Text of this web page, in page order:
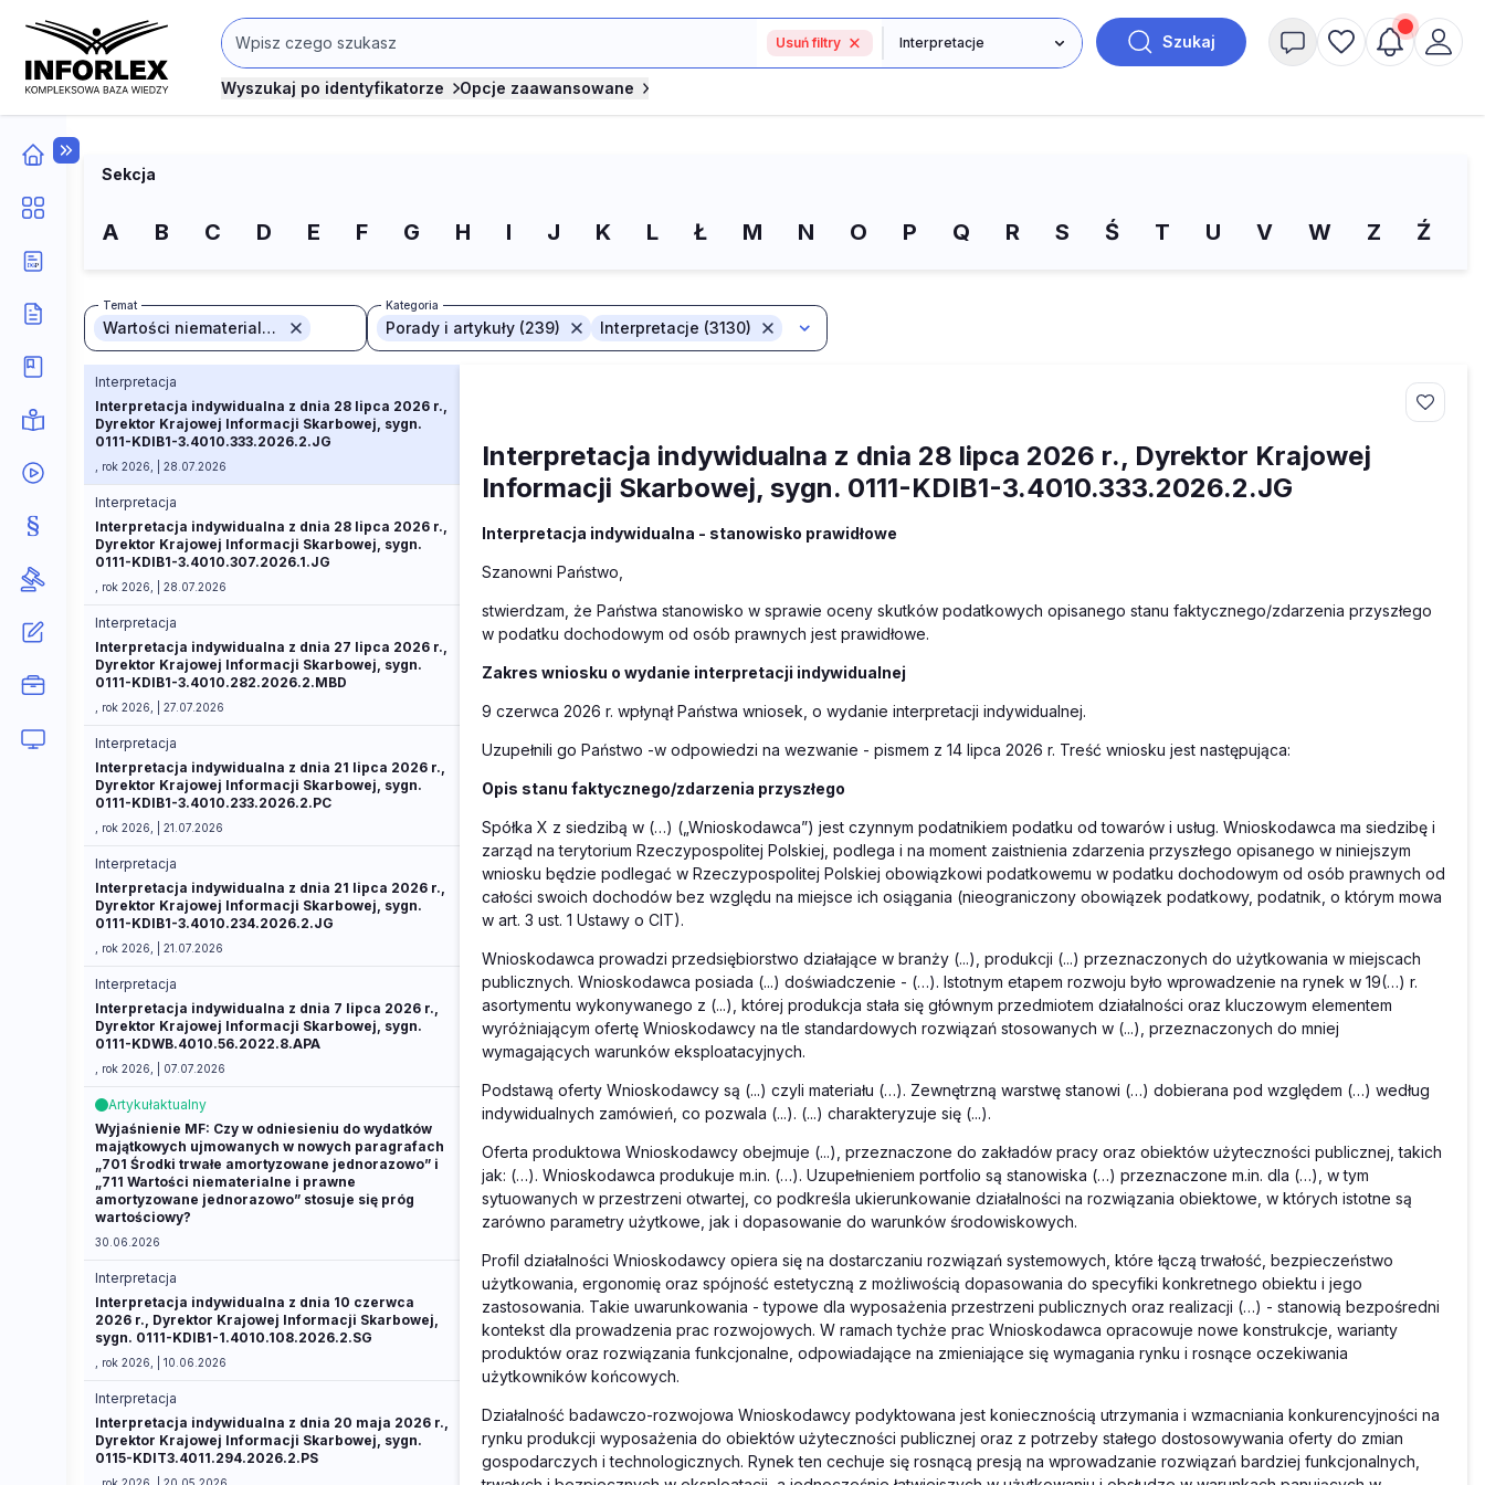
Usuń filtry Szukaj
Wyszukaj po identyfikatorze Opcje zaawansowane
Sekcja
A B C D E F G H I J K L Ł M N O P Q R S Ś T U V W Z Ź
Temat
Wartości niematerialne i prawne
Kategoria
Porady i artykuły (239) Interpretacje (3130)
Interpretacja
Interpretacja indywidualna z dnia 28 lipca 2026 r.,
Dyrektor Krajowej Informacji Skarbowej, sygn.
0111-KDIB1-3.4010.333.2026.2.JG
, rok 2026, | 28.07.2026
Interpretacja
Interpretacja indywidualna z dnia 28 lipca 2026 r.,
Dyrektor Krajowej Informacji Skarbowej, sygn.
0111-KDIB1-3.4010.307.2026.1.JG
, rok 2026, | 28.07.2026
Interpretacja
Interpretacja indywidualna z dnia 27 lipca 2026 r.,
Dyrektor Krajowej Informacji Skarbowej, sygn.
0111-KDIB1-3.4010.282.2026.2.MBD
, rok 2026, | 27.07.2026
Interpretacja
Interpretacja indywidualna z dnia 21 lipca 2026 r.,
Dyrektor Krajowej Informacji Skarbowej, sygn.
0111-KDIB1-3.4010.233.2026.2.PC
, rok 2026, | 21.07.2026
Interpretacja
Interpretacja indywidualna z dnia 21 lipca 2026 r.,
Dyrektor Krajowej Informacji Skarbowej, sygn.
0111-KDIB1-3.4010.234.2026.2.JG
, rok 2026, | 21.07.2026
Interpretacja
Interpretacja indywidualna z dnia 7 lipca 2026 r.,
Dyrektor Krajowej Informacji Skarbowej, sygn.
0111-KDWB.4010.56.2022.8.APA
, rok 2026, | 07.07.2026
Artykułaktualny
Wyjaśnienie MF: Czy w odniesieniu do wydatków
majątkowych ujmowanych w nowych paragrafach
„701 Środki trwałe amortyzowane jednorazowo” i
„711 Wartości niematerialne i prawne
amortyzowane jednorazowo” stosuje się próg
wartościowy?
30.06.2026
Interpretacja
Interpretacja indywidualna z dnia 10 czerwca
2026 r., Dyrektor Krajowej Informacji Skarbowej,
sygn. 0111-KDIB1-1.4010.108.2026.2.SG
, rok 2026, | 10.06.2026
Interpretacja
Interpretacja indywidualna z dnia 20 maja 2026 r.,
Dyrektor Krajowej Informacji Skarbowej, sygn.
0115-KDIT3.4011.294.2026.2.PS
Interpretacja indywidualna z dnia 28 lipca 2026 r., Dyrektor Krajowej
Informacji Skarbowej, sygn. 0111-KDIB1-3.4010.333.2026.2.JG
Interpretacja indywidualna - stanowisko prawidłowe
Szanowni Państwo,
stwierdzam, że Państwa stanowisko w sprawie oceny skutków podatkowych opisanego stanu faktycznego/zdarzenia przyszłego
w podatku dochodowym od osób prawnych jest prawidłowe.
Zakres wniosku o wydanie interpretacji indywidualnej
9 czerwca 2026 r. wpłynął Państwa wniosek, o wydanie interpretacji indywidualnej.
Uzupełnili go Państwo -w odpowiedzi na wezwanie - pismem z 14 lipca 2026 r. Treść wniosku jest następująca:
Opis stanu faktycznego/zdarzenia przyszłego
Spółka X z siedzibą w (…) („Wnioskodawca”) jest czynnym podatnikiem podatku od towarów i usług. Wnioskodawca ma siedzibę i
zarząd na terytorium Rzeczypospolitej Polskiej, podlega i na moment zaistnienia zdarzenia przyszłego opisanego w niniejszym
wniosku będzie podlegać w Rzeczypospolitej Polskiej obowiązkowi podatkowemu w podatku dochodowym od osób prawnych od
całości swoich dochodów bez względu na miejsce ich osiągania (nieograniczony obowiązek podatkowy, podatnik, o którym mowa
w art. 3 ust. 1 Ustawy o CIT).
Wnioskodawca prowadzi przedsiębiorstwo działające w branży (...), produkcji (...) przeznaczonych do użytkowania w miejscach
publicznych. Wnioskodawca posiada (...) doświadczenie - (…). Istotnym etapem rozwoju było wprowadzenie na rynek w 19(…) r.
asortymentu wykonywanego z (...), której produkcja stała się głównym przedmiotem działalności oraz kluczowym elementem
wyróżniającym ofertę Wnioskodawcy na tle standardowych rozwiązań stosowanych w (...), przeznaczonych do mniej
wymagających warunków eksploatacyjnych.
Podstawą oferty Wnioskodawcy są (...) czyli materiału (…). Zewnętrzną warstwę stanowi (…) dobierana pod względem (…) według
indywidualnych zamówień, co pozwala (...). (...) charakteryzuje się (...).
Oferta produktowa Wnioskodawcy obejmuje (...), przeznaczone do zakładów pracy oraz obiektów użyteczności publicznej, takich
jak: (…). Wnioskodawca produkuje m.in. (…). Uzupełnieniem portfolio są stanowiska (…) przeznaczone m.in. dla (…), w tym
sytuowanych w przestrzeni otwartej, co podkreśla ukierunkowanie działalności na rozwiązania obiektowe, w których istotne są
zarówno parametry użytkowe, jak i dopasowanie do warunków środowiskowych.
Profil działalności Wnioskodawcy opiera się na dostarczaniu rozwiązań systemowych, które łączą trwałość, bezpieczeństwo
użytkowania, ergonomię oraz spójność estetyczną z możliwością dopasowania do specyfiki konkretnego obiektu i jego
zastosowania. Takie uwarunkowania - typowe dla wyposażenia przestrzeni publicznych oraz realizacji (…) - stanowią bezpośredni
kontekst dla prowadzenia prac rozwojowych. W ramach tychże prac Wnioskodawca opracowuje nowe konstrukcje, warianty
produktów oraz rozwiązania funkcjonalne, odpowiadające na zmieniające się wymagania rynku i rosnące oczekiwania
użytkowników końcowych.
Działalność badawczo-rozwojowa Wnioskodawcy podyktowana jest koniecznością utrzymania i wzmacniania konkurencyjności na
rynku produkcji wyposażenia do obiektów użyteczności publicznej oraz z potrzeby stałego dostosowywania oferty do zmian
gospodarczych i technologicznych. Rynek ten cechuje się rosnącą presją na wprowadzanie rozwiązań bardziej funkcjonalnych,